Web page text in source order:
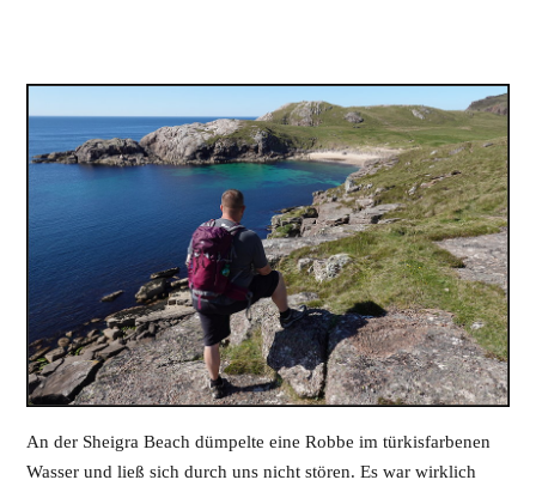
An der Sheigra Beach dümpelte eine Robbe im türkisfarbenen
Wasser und ließ sich durch uns nicht stören. Es war wirklich